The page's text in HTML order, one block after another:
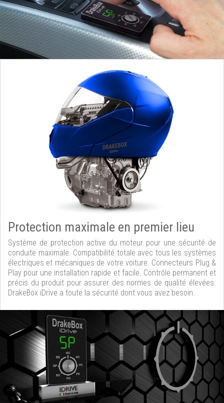
Protection maximale en premier lieu
Système de protection active du moteur pour une sécurité de
conduite maximale. Compatibilité totale avec tous les systèmes
électriques et mécaniques de votre voiture. Connecteurs Plug &
Play pour une installation rapide et facile. Contrôle permanent et
précis du produit pour assurer des normes de qualité élevées.
DrakeBox iDrive a toute la sécurité dont vous avez besoin.